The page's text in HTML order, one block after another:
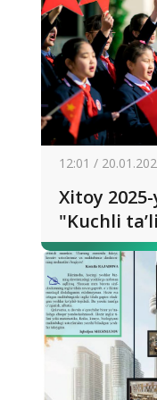
12:01 /
Xitoy
"Kuchli